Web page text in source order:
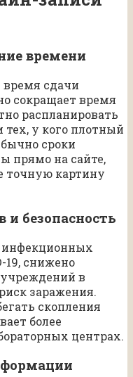
времени
сдачи
сокращает время
распланировать
у кого плотный
сроки
прямо на сайте,
точную картину
безопасность
инфекционных
19, снижено
в
заражения.
скопления
более
центрах.